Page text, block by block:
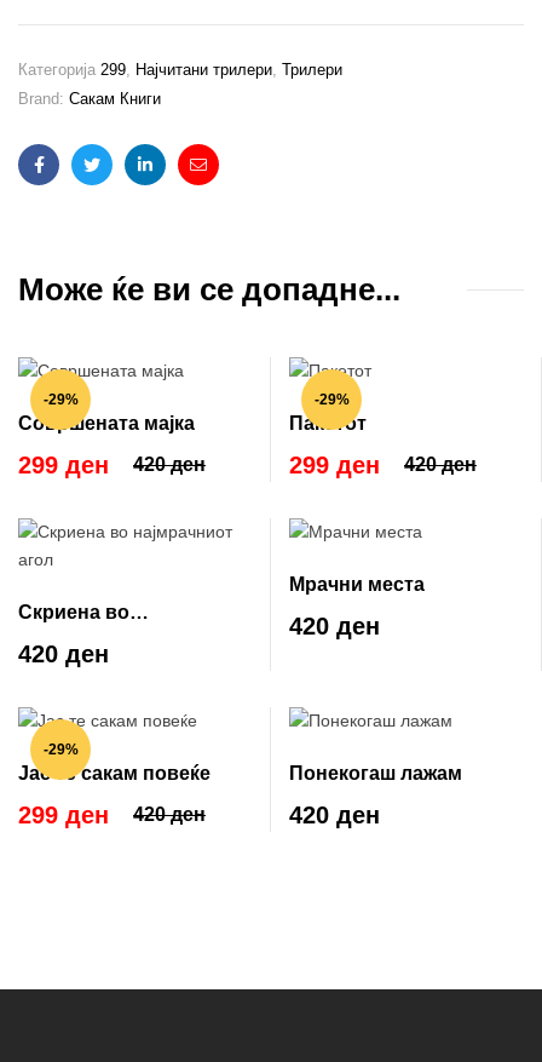
Категорија 299, Најчитани трилери, Трилери
Brand: Сакам Книги
FacebookTwitterLinkedinEmail
Може ќе ви се допадне...
-29%
Совршената мајка
420 ден
299 ден
-29%
Пакетот
420 ден
299 ден
Скриена во
најмрачниот агол
420 ден
Мрачни места
420 ден
-29%
Јас те сакам повеќе
420 ден
299 ден
Понекогаш лажам
420 ден